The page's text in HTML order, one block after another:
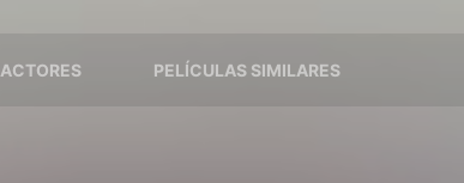
ACTORES PELÍCULAS SIMILARES